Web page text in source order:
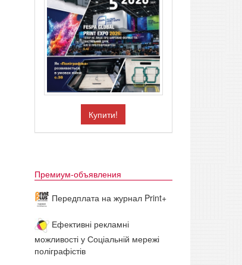
Купити!
Премиум-объявления
Передплата на журнал Print+
Ефективні рекламні
можливості у Соціальній мережі
поліграфістів